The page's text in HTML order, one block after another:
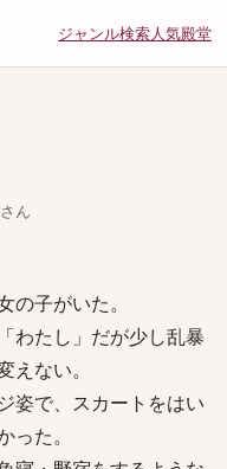
ジャンル検索人気殿堂
ん
子がいた。
わたし」だが少し乱暴
ない。
姿で、スカートをはい
た。